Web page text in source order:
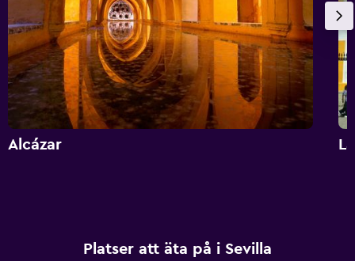
Alcázar
Platser att äta på i Sevilla